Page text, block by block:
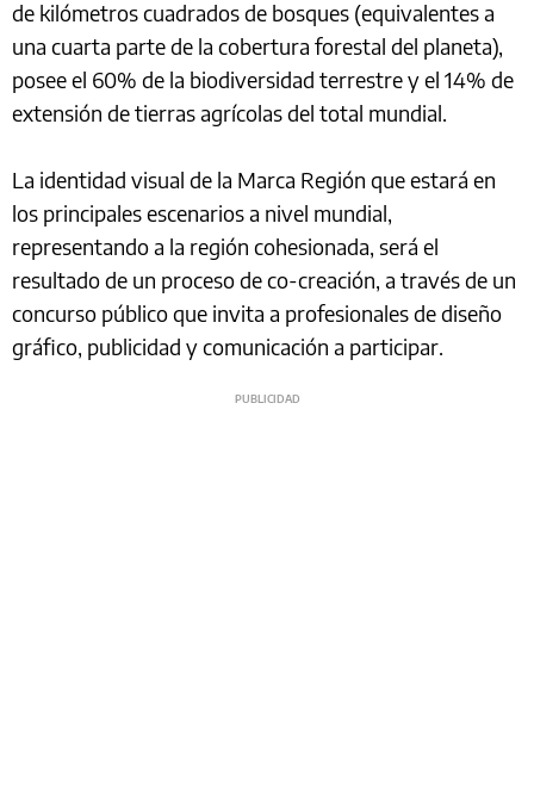
de kilómetros cuadrados de bosques (equivalentes a
una cuarta parte de la cobertura forestal del planeta),
posee el 60% de la biodiversidad terrestre y el 14% de
extensión de tierras agrícolas del total mundial.
La identidad visual de la Marca Región que estará en
los principales escenarios a nivel mundial,
representando a la región cohesionada, será el
resultado de un proceso de co-creación, a través de un
concurso público que invita a profesionales de diseño
gráfico, publicidad y comunicación a participar.